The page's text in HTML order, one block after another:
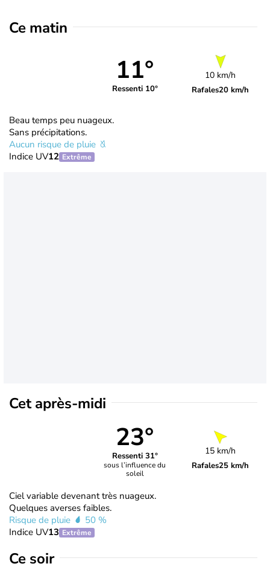
Ce matin
11°
Ressenti 10°
10 km/h
Rafales20 km/h
Beau temps peu nuageux.
Sans précipitations.
Aucun risque de pluie
Indice UV12 Extrême
Cet après-midi
23°
Ressenti 31°
sous l’influence du
soleil
15 km/h
Rafales25 km/h
Ciel variable devenant très nuageux.
Quelques averses faibles.
Risque de pluie
50 %
Indice UV13 Extrême
Ce soir